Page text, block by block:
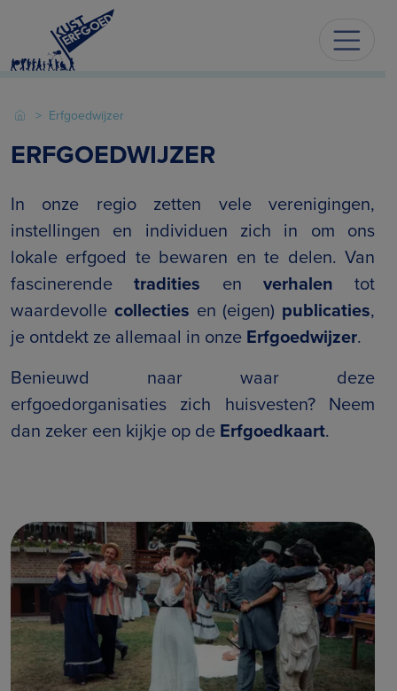
Erfgoedwijzer
ERFGOEDWIJZER
In onze regio zetten vele verenigingen,
instellingen en individuen zich in om ons
lokale erfgoed te bewaren en te delen. Van
fascinerendetradities en verhalen tot
waardevolle collecties en (eigen) publicaties,
je ontdekt ze allemaal in onze Erfgoedwijzer.
Benieuwd naar waar deze
erfgoedorganisaties zich huisvesten? Neem
dan zeker een kijkje op de Erfgoedkaart.